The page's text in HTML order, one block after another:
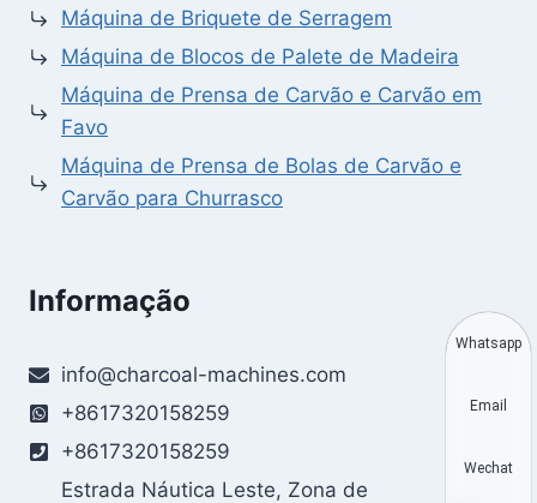
Máquina de Briquete de Serragem
Máquina de Blocos de Palete de Madeira
Máquina de Prensa de Carvão e Carvão em
Favo
Máquina de Prensa de Bolas de Carvão e
Carvão para Churrasco
Informação
info@charcoal-machines.com
+8617320158259
+8617320158259
Estrada Náutica Leste, Zona de
Whatsapp
Email
Wechat